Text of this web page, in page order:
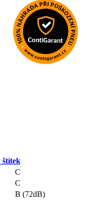
štítek
C
C
B (72dB)